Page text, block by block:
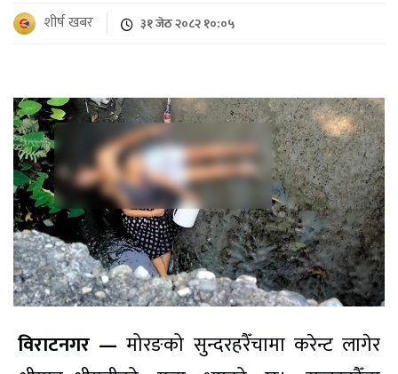
शीर्ष खबर ३१ जेठ २०८२ १०:०५
विराटनगर — मोरङको सुन्दरहरैँचामा करेन्ट लागेर